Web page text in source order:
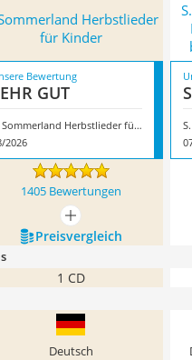
Herbstlieder
für Kinder
Bewertung
GUT
S. Sommerland Herbstlieder für Kinder
2026
1405 Bewertungen
mehr anzeigen
Preis­vergleich
1 CD
Deutsch